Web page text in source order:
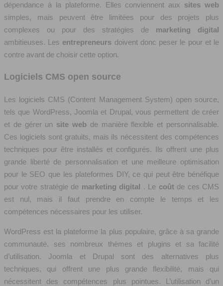
dépendance à la plateforme. Elles conviennent aux sites web
simples, mais peuvent être limitées pour des projets plus
complexes ou pour des stratégies de marketing digital
ambitieuses. Les entrepreneurs doivent donc peser le pour et le
contre avant de choisir cette option.
Logiciels CMS open source
Les logiciels CMS (Content Management System) open source,
tels que WordPress, Joomla et Drupal, vous permettent de créer
et de gérer un site web de manière flexible et personnalisable.
Ces logiciels sont gratuits, mais ils nécessitent des compétences
techniques pour être installés et configurés. Ils offrent une plus
grande liberté de personnalisation et une meilleure optimisation
pour le SEO que les plateformes DIY, ce qui peut être bénéfique
pour votre stratégie de marketing digital . Le coût de ces CMS
est nul, mais il faut prendre en compte le temps et les
compétences nécessaires pour les utiliser.
WordPress est la plateforme la plus populaire, grâce à sa grande
communauté, ses nombreux thèmes et plugins et sa facilité
d’utilisation. Joomla et Drupal sont des alternatives plus
techniques, qui offrent une plus grande flexibilité, mais qui
nécessitent des compétences plus pointues. L’utilisation d’un